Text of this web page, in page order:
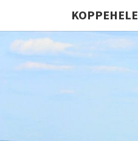
KOPPEHELE